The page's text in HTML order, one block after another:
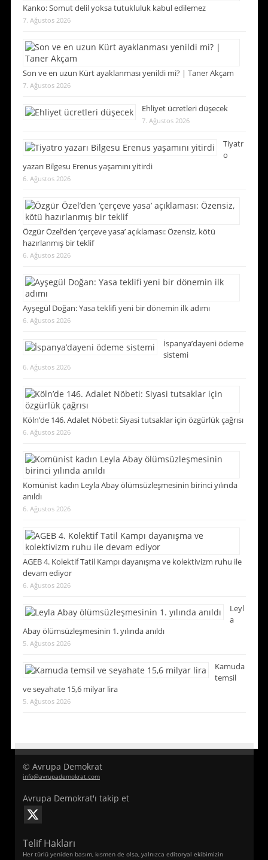
Kanko: Somut delil yoksa tutukluluk kabul edilemez
7. Ağustos 2026
Son ve en uzun Kürt ayaklanması yenildi mi? | Taner Akçam
7. Ağustos 2026
Ehliyet ücretleri düşecek
7. Ağustos 2026
Tiyatr
o
yazarı Bilgesu Erenus yaşamını yitirdi
6. Ağustos 2026
Özgür Özel’den ‘çerçeve yasa’ açıklaması: Özensiz, kötü
hazırlanmış bir teklif
6. Ağustos 2026
Ayşegül Doğan: Yasa teklifi yeni bir dönemin ilk adımı
6. Ağustos 2026
İspanya’dayeni ödeme
sistemi
6. Ağustos 2026
Köln’de 146. Adalet Nöbeti: Siyasi tutsaklar için özgürlük çağrısı
6. Ağustos 2026
Komünist kadın Leyla Abay ölümsüzleşmesinin birinci yılında
anıldı
6. Ağustos 2026
AGEB 4. Kolektif Tatil Kampı dayanışma ve kolektivizm ruhu ile
devam ediyor
6. Ağustos 2026
Leyl
a
Abay ölümsüzleşmesinin 1. yılında anıldı
5. Ağustos 2026
Kamuda
temsil
ve seyahate 15,6 milyar lira
5. Ağustos 2026
© Avrupa Demokrat
info@avrupademokrat.com
Avrupa Demokrat'ı takip et
Telif Hakları
Her türlü yeniden basım, kısmen de olsa, yalnızca editoryal ekibimizin